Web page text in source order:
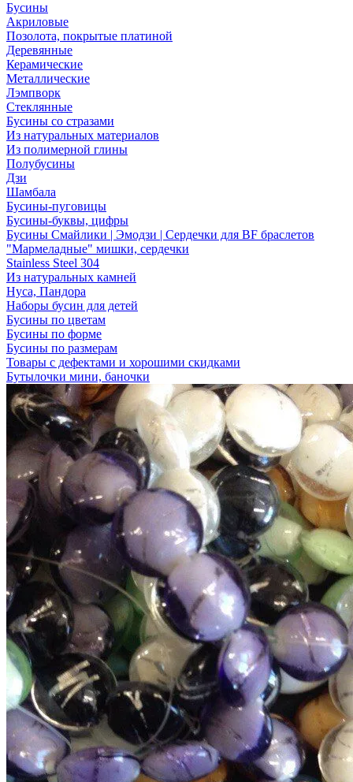
Бусины
Акриловые
Позолота, покрытые платиной
Деревянные
Керамические
Металлические
Лэмпворк
Стеклянные
Бусины со стразами
Из натуральных материалов
Из полимерной глины
Полубусины
Дзи
Шамбала
Бусины-пуговицы
Бусины-буквы, цифры
Бусины Смайлики | Эмодзи | Сердечки для BF браслетов
"Мармеладные" мишки, сердечки
Stainless Steel 304
Из натуральных камней
Нуса, Пандора
Наборы бусин для детей
Бусины по цветам
Бусины по форме
Бусины по размерам
Товары с дефектами и хорошими скидками
Бутылочки мини, баночки